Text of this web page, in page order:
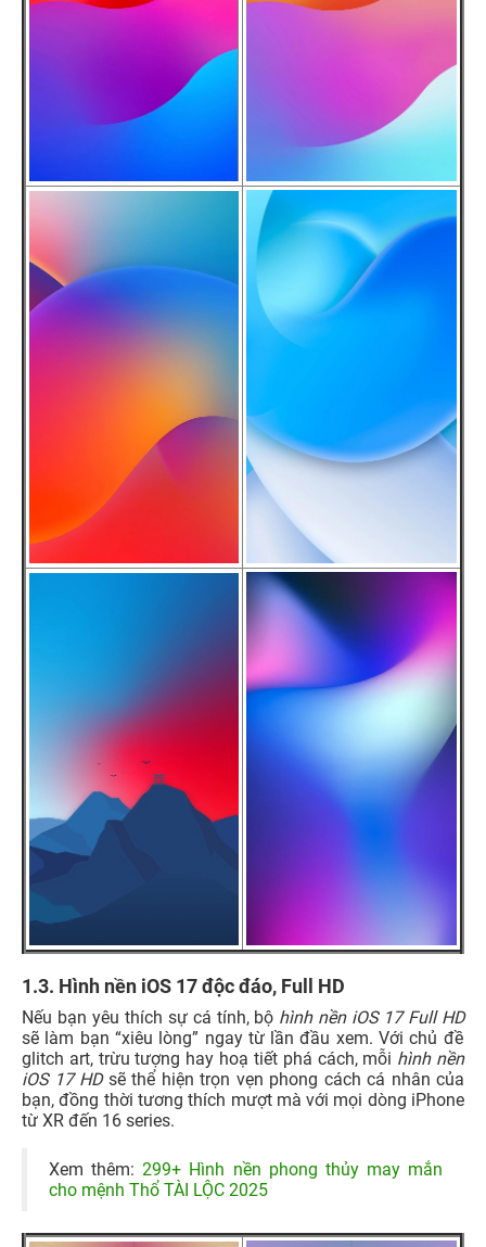
1.3. Hình nền iOS 17 độc đáo, Full HD
Nếu bạn yêu thích sự cá tính, bộ hình nền iOS 17 Full HD
sẽ làm bạn “xiêu lòng” ngay từ lần đầu xem. Với chủ đề
glitch art, trừu tượng hay hoạ tiết phá cách, mỗi hình nền
iOS 17 HDsẽ thể hiện trọn vẹn phong cách cá nhân của
bạn, đồng thời tương thích mượt mà với mọi dòng iPhone
từ XR đến 16 series.
Xem thêm:299+ Hình nền phong thủy may mắn
cho mệnh Thổ TÀI LỘC 2025